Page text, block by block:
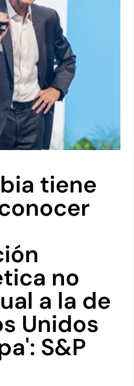
tiene
no
a la de
Unidos
S&P